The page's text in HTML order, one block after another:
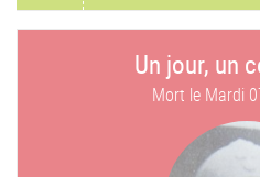
Un jour, un
Mort le Mardi